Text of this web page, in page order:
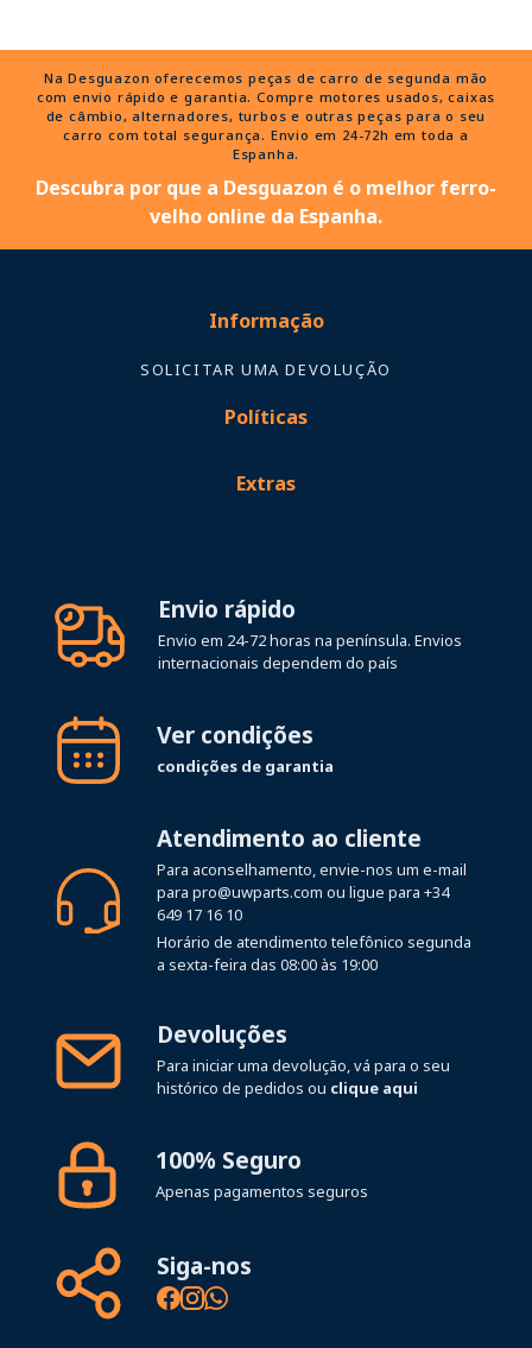
Na Desguazon oferecemos peças de carro de segunda mão
com envio rápido e garantia. Compre motores usados, caixas
de câmbio, alternadores, turbos e outras peças para o seu
carro com total segurança. Envio em 24-72h em toda a
Espanha.
Descubra por que a Desguazon é o melhor ferro-
velho online da Espanha.
Informação
SOLICITAR UMA DEVOLUÇÃO
Políticas
Extras
Envio rápido
Envio em 24-72 horas na península. Envios
internacionais dependem do país
Ver condições
condições de garantia
Atendimento ao cliente
Para aconselhamento, envie-nos um e-mail
para pro@uwparts.com ou ligue para +34
649 17 16 10
Horário de atendimento telefônico segunda
a sexta-feira das 08:00 às 19:00
Devoluções
Para iniciar uma devolução, vá para o seu
histórico de pedidos ou clique aqui
100% Seguro
Apenas pagamentos seguros
Siga-nos